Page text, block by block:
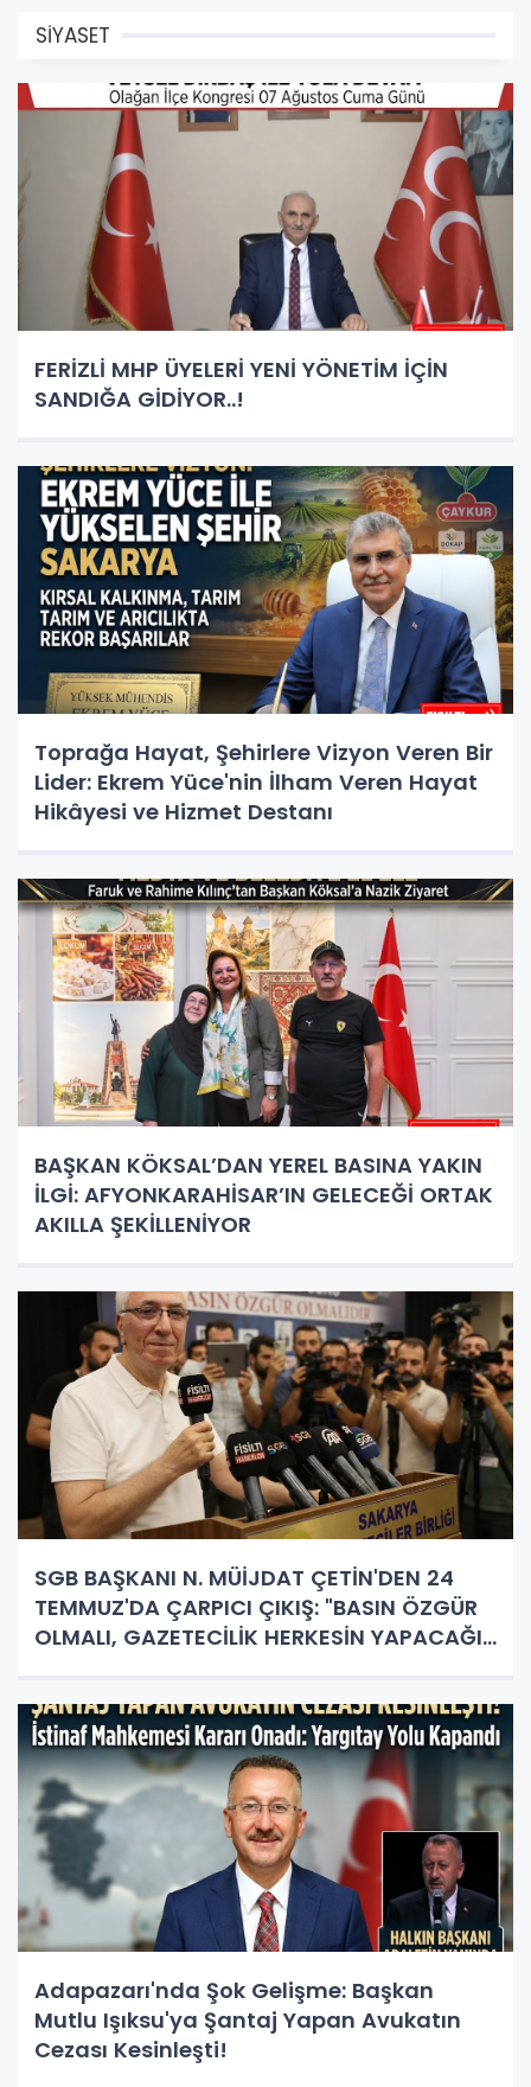
SİYASET
FERİZLİ MHP ÜYELERİ YENİ YÖNETİM İÇİN
SANDIĞA GİDİYOR..!
Toprağa Hayat, Şehirlere Vizyon Veren Bir
Lider: Ekrem Yüce'nin İlham Veren Hayat
Hikâyesi ve Hizmet Destanı
BAŞKAN KÖKSAL’DAN YEREL BASINA YAKIN
İLGİ: AFYONKARAHİSAR’IN GELECEĞİ ORTAK
AKILLA ŞEKİLLENİYOR
SGB BAŞKANI N. MÜİJDAT ÇETİN'DEN 24
TEMMUZ'DA ÇARPICI ÇIKIŞ: "BASIN ÖZGÜR
OLMALI, GAZETECİLİK HERKESİN YAPACAĞI
Adapazarı'nda Şok Gelişme: Başkan
Mutlu Işıksu'ya Şantaj Yapan Avukatın
Cezası Kesinleşti!